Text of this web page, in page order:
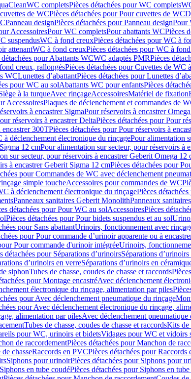
WC completsPièces détachées pour WC complets
de WCPièces détachées pour Pour cuvettes de WC
Panneau designPièces détachées pour Panneau designPour
AccessoiresPour WC completsPour abattants WCPièces
suspendusWC à fond creuxPièces détachées pour WC à
attenantWC à fond creuxPièces détachées pour WC à
détachées pour Abattants WCWC adaptés PMRPièces
creux, rallongésPièces détachées pour Cuvettes de WC
WCLunettes d’abattantPièces détachées pour Lunettes
pour WC au solAbattants WC pour enfantsPièces
à la turqueAvec rinçageAccessoiresMatériel de fixation
AccessoiresPlaques de déclenchement et commandes de
à encastrer SigmaPour réservoirs à encastrer Omega
réservoirs à encastrer DeltaPièces détachées pour Pour
encastrer 300TPièces détachées pour Pour réservoirs à
à déclenchement électronique du rinçagePour alimentation
12 cmPour alimentation sur secteur, pour réservoirs à
sur secteur, pour réservoirs à encastrer Geberit Omega 12
à encastrer Geberit Sigma 12 cmPièces détachées pour
pour Commandes de WC avec déclenchement
simple toucheAccessoires pour commandes de WC
à déclenchement électronique du rinçagePièces
Panneaux sanitaires Geberit MonolithPanneaux
détachées pour Pour WC au solAccessoiresPièces
Pièces détachées pour Pour bidets suspendus et au sol
pour Sans abattantUrinoirs, fonctionnement avec
pour Pour commande d’urinoir apparente ou à
Pour commande d'urinoir intégréeUrinoirs,
détachées pour Séparations d’urinoirsSéparations
d’urinoirs en verreSéparations d’urinoirs en
siphonTubes de chasse, coudes de chasse et raccords
pour Montage encastréAvec déclenchement
électronique du rinçage, alimentation par piles
pour Avec déclenchement pneumatique du rinçage
pour Avec déclenchement électronique du rinçage,
alimentation par pilesAvec déclenchement pneumatique
Tubes de chasse, coudes de chasse et raccordsKits de
pour WC, urinoirs et bidetsVidages pour WC et vidoirs
de raccordementPièces détachées pour Manchon de
chasseRaccords en PVCPièces détachées pour Raccords
Siphons pour urinoirPièces détachées pour Siphons pour
Siphons en tube coudéPièces détachées pour Siphons en